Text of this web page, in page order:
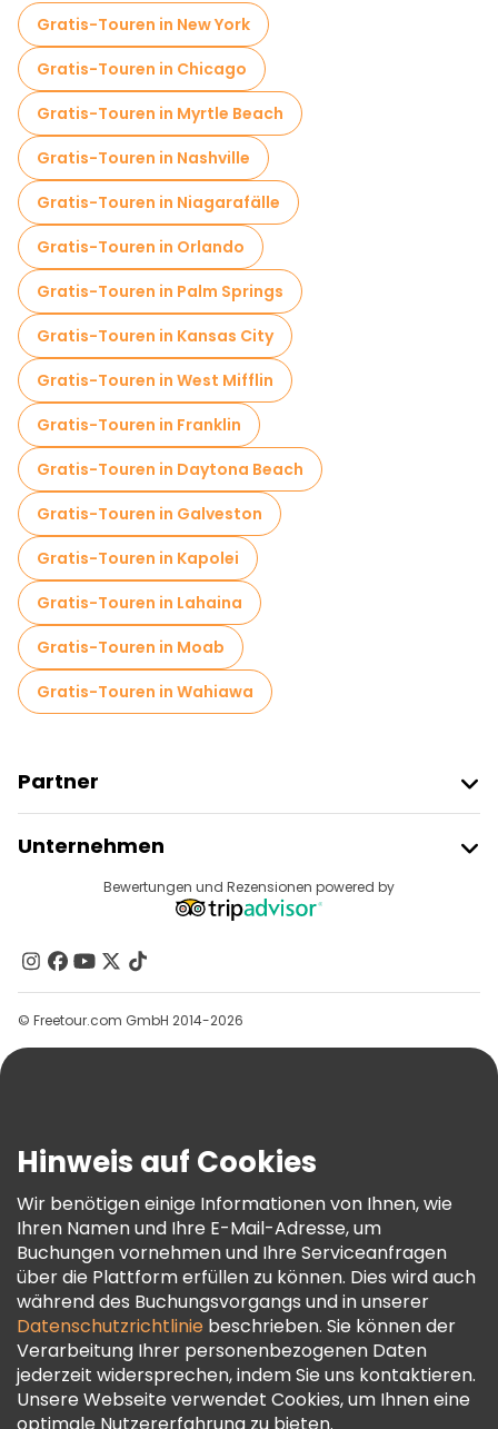
Gratis-Touren in New York
Gratis-Touren in Chicago
Gratis-Touren in Myrtle Beach
Gratis-Touren in Nashville
Gratis-Touren in Niagarafälle
Gratis-Touren in Orlando
Gratis-Touren in Palm Springs
Gratis-Touren in Kansas City
Gratis-Touren in West Mifflin
Gratis-Touren in Franklin
Gratis-Touren in Daytona Beach
Gratis-Touren in Galveston
Gratis-Touren in Kapolei
Gratis-Touren in Lahaina
Gratis-Touren in Moab
Gratis-Touren in Wahiawa
Partner
Anbieter-Anmeldung
Affiliate-Programm
Unternehmen
Reiseziele
Kontakt
Gruppen
Hilfe
AGB Und Rechtliches
Cookie-Richtlinie
Freetour Auszeichnungen
Treueprogramm
Bewertungen und Rezensionen powered by
© Freetour.com GmbH 2014-2026
Hinweis auf Cookies
Wir benötigen einige Informationen von Ihnen, wie
Ihren Namen und Ihre E-Mail-Adresse, um
Buchungen vornehmen und Ihre Serviceanfragen
über die Plattform erfüllen zu können. Dies wird auch
während des Buchungsvorgangs und in unserer
Datenschutzrichtlinie beschrieben. Sie können der
Verarbeitung Ihrer personenbezogenen Daten
jederzeit widersprechen, indem Sie uns kontaktieren.
Unsere Webseite verwendet Cookies, um Ihnen eine